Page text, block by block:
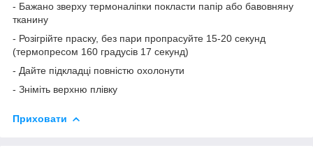
- Бажано зверху термоналіпки покласти папір або бавовняну
тканину
- Розігрійте праску, без пари пропрасуйте 15-20 секунд
(термопресом 160 градусів 17 секунд)
- Дайте підкладці повністю охолонути
- Зніміть верхню плівку
Приховати